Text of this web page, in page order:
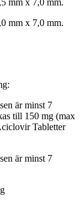
mm x 7,0 mm.
är minst 7
till 150 mg (max
Tabletter
är minst 7